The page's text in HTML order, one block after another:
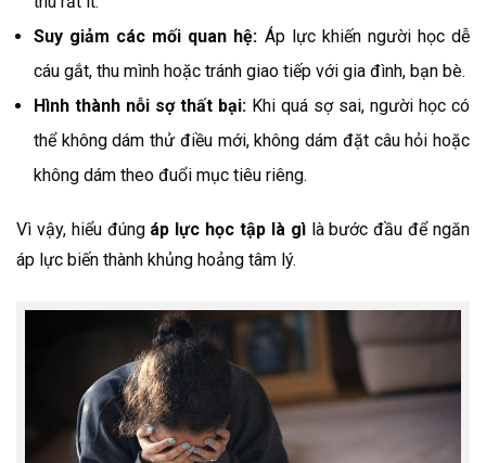
Suy giảm các mối quan hệ: Áp lực khiến người học dễ
cáu gắt, thu mình hoặc tránh giao tiếp với gia đình, bạn bè.
Hình thành nỗi sợ thất bại: Khi quá sợ sai, người học có
thể không dám thử điều mới, không dám đặt câu hỏi hoặc
không dám theo đuổi mục tiêu riêng.
Vì vậy, hiểu đúng áp lực học tập là gìlà bước đầu để ngăn
áp lực biến thành khủng hoảng tâm lý.